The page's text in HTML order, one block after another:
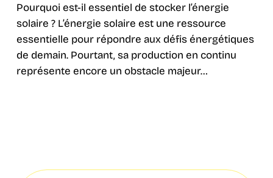
Pourquoi est-il essentiel de stocker l’énergie
solaire ? L’énergie solaire est une ressource
essentielle pour répondre aux défis énergétiques
de demain. Pourtant, sa production en continu
représente encore un obstacle majeur…